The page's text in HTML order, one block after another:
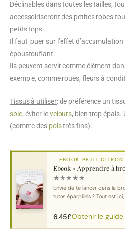
Déclinables dans toutes les tailles,
accessoiriseront des petites robes
petits tops.
Il faut jouer sur l’effet
époustouflant.
Ils peuvent servir comme élément
exemple, comme roues, fleurs à
Tissus à utiliser: de préférence un
soie; éviter levelours, bien trop épais.
(comme des poistrès fins).
EBOOK PETIT CITRON
Ebook « Apprendre à
★★★★★
Envie de te lancer dans la
tutos éparpillés ? Tout est
6.45£Obtenir le